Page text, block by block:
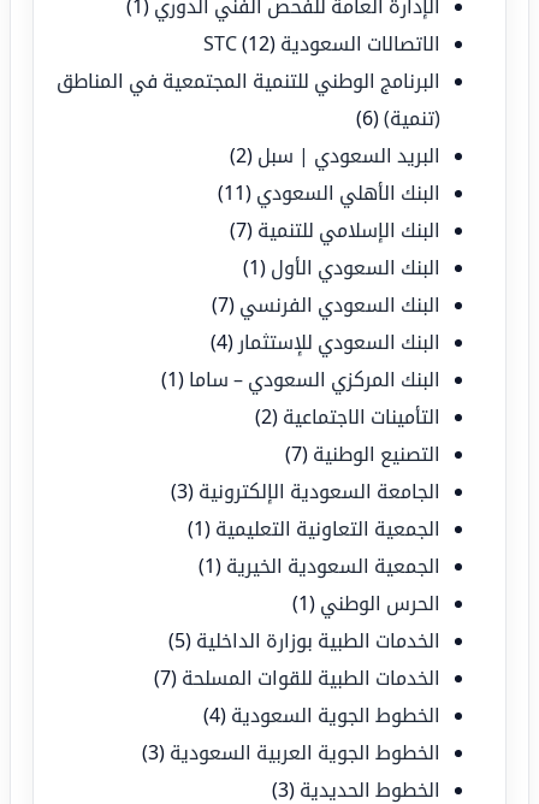
الإدارة العامة للفحص الفني الدوري (1)
الاتصالات السعودية STC (12)
البرنامج الوطني للتنمية المجتمعية في المناطق
(تنمية)(6)
البريد السعودي | سبل (2)
البنك الأهلي السعودي (11)
البنك الإسلامي للتنمية (7)
البنك السعودي الأول (1)
البنك السعودي الفرنسي (7)
البنك السعودي للإستثمار (4)
البنك المركزي السعودي – ساما (1)
التأمينات الاجتماعية (2)
التصنيع الوطنية (7)
الجامعة السعودية الإلكترونية (3)
الجمعية التعاونية التعليمية (1)
الجمعية السعودية الخيرية (1)
الحرس الوطني (1)
الخدمات الطبية بوزارة الداخلية (5)
الخدمات الطبية للقوات المسلحة (7)
الخطوط الجوية السعودية (4)
الخطوط الجوية العربية السعودية (3)
الخطوط الحديدية (3)